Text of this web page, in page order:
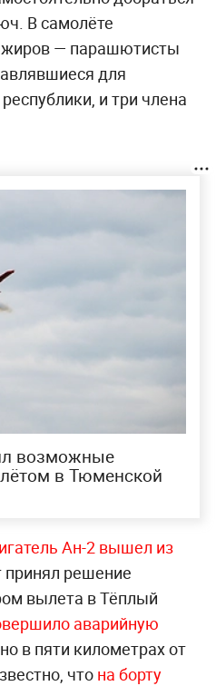
В самолёте
— парашютисты
для
и три члена
возможные
в Тюменской
Ан-2 вышел из
принял решение
вылета в Тёплый
аварийную
в пяти километрах от
что на борту